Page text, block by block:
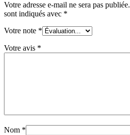
Votre adresse e-mail ne sera pas publiée.
sont indiqués avec *
Votre note *
Votre avis *
Nom *